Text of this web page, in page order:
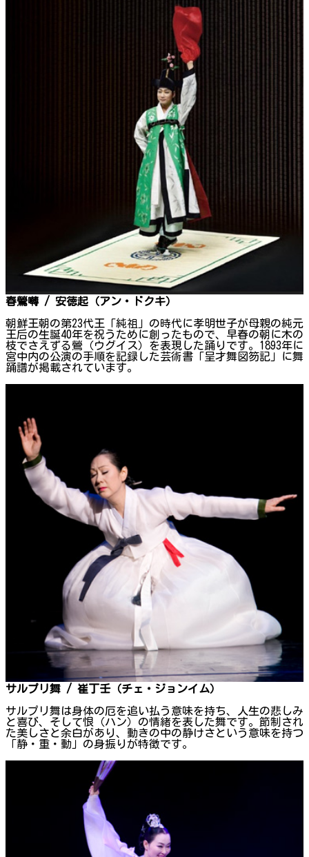
春鶯囀 / 安徳起（アン・ドクキ）
朝鮮王朝の第23代王「純祖」の時代に孝明世子が母親の純元
王后の生誕40年を祝うために創ったもので、早春の朝に木の
枝でさえずる鶯（ウグイス）を表現した踊りです。1893年に
宮中内の公演の手順を記録した芸術書「呈才舞図笏記」に舞
踊譜が掲載されています。
サルプリ舞 / 崔丁壬（チェ・ジョンイム）
サルプリ舞は身体の厄を追い払う意味を持ち、人生の悲しみ
と喜び、そして恨（ハン）の情緒を表した舞です。節制され
た美しさと余白があり、動きの中の静けさという意味を持つ
「静・重・動」の身振りが特徴です。